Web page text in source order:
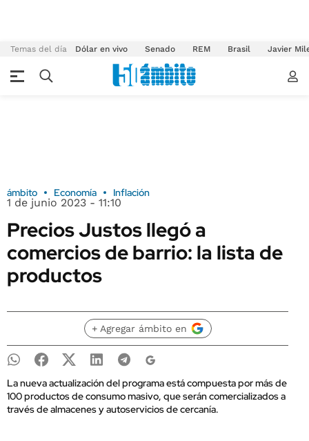
Temas del día Dólar en vivo Senado REM Brasil Javier
ámbito Economía Inflación
1 de junio 2023 - 11:10
Precios Justos llegó a
comercios de barrio: la lista de
productos
+ Agregar ámbito en
La nueva actualización del programa está compuesta por más de
100 productos de consumo masivo, que serán comercializados a
través de almacenes y autoservicios de cercanía.